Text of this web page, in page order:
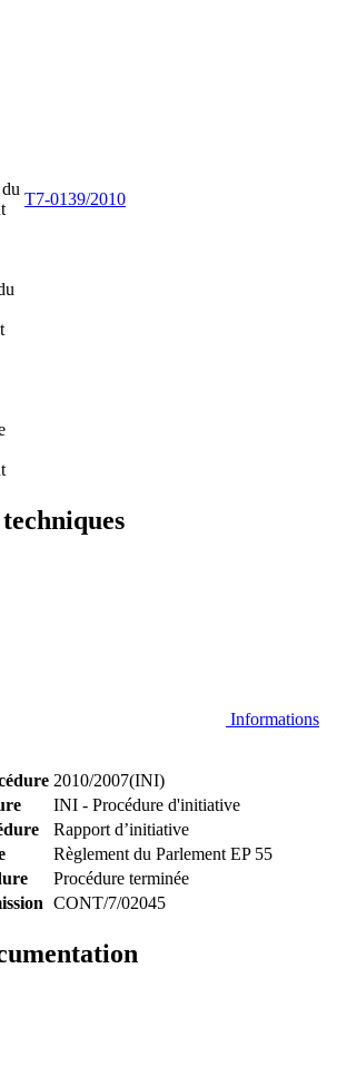
T7-0139/2010
Informations
2010/2007(INI)
INI - Procédure d'initiative
Rapport d’initiative
Règlement du Parlement EP 55
Procédure terminée
CONT/7/02045